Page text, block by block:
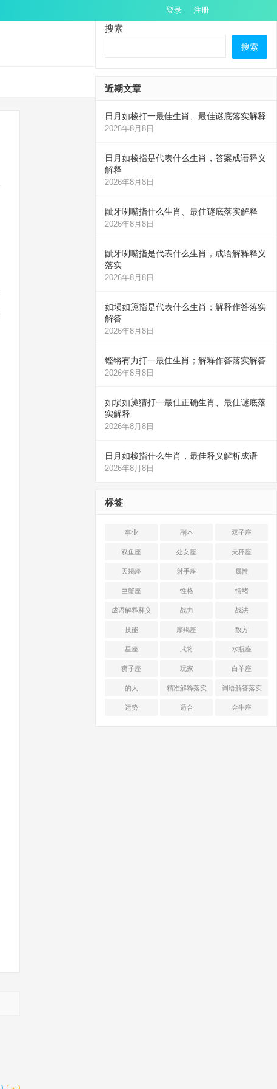
登录 注册
搜索
搜索
近期文章
日月如梭打一最佳生肖、最佳谜底落实解释
2026年8月8日
日月如梭指是代表什么生肖，答案成语释义
解释
2026年8月8日
龇牙咧嘴指什么生肖、最佳谜底落实解释
2026年8月8日
龇牙咧嘴指是代表什么生肖，成语解释释义
落实
2026年8月8日
如埙如箎指是代表什么生肖；解释作答落实
解答
2026年8月8日
铿锵有力打一最佳生肖；解释作答落实解答
2026年8月8日
如埙如箎猜打一最佳正确生肖、最佳谜底落
实解释
2026年8月8日
日月如梭指什么生肖，最佳释义解析成语
2026年8月8日
标签
事业 副本 双子座
双鱼座 处女座 天秤座
天蝎座 射手座 属性
巨蟹座 性格 情绪
成语解释释义 战力 战法
技能 摩羯座 敌方
星座 武将 水瓶座
狮子座 玩家 白羊座
的人 精准解释落实 词语解答落实
运势 适合 金牛座